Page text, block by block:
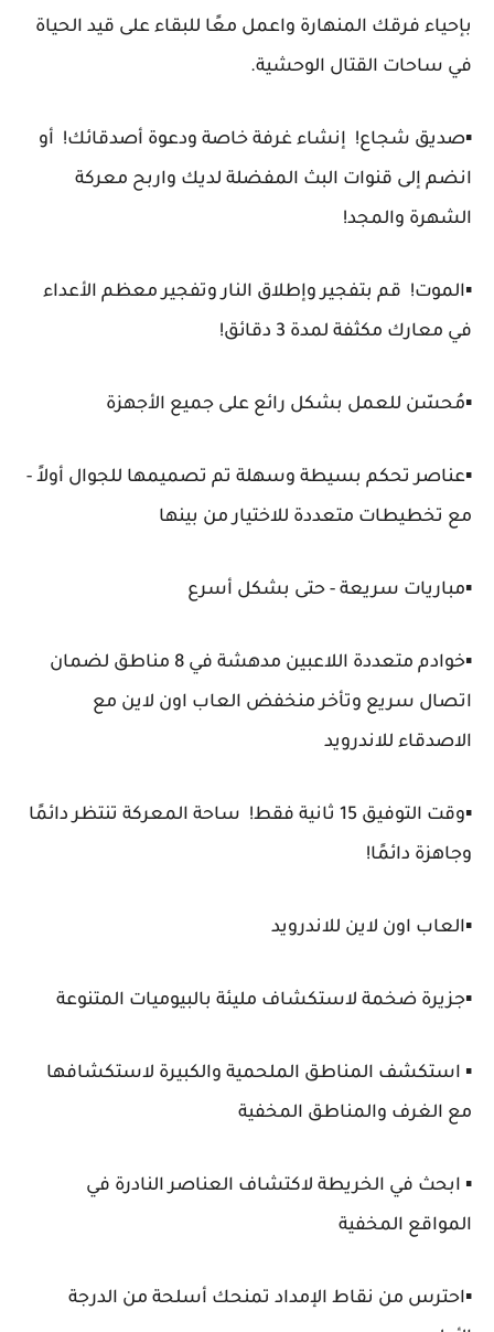
بإحياء فرقك المنهارة واعمل معًا للبقاء على قيد الحياة
في ساحات القتال الوحشية.
▪️صديق شجاع! إنشاء غرفة خاصة ودعوة أصدقائك! أو
انضم إلى قنوات البث المفضلة لديك واربح معركة
الشهرة والمجد!
▪️الموت! قم بتفجير وإطلاق النار وتفجير معظم الأعداء
في معارك مكثفة لمدة 3 دقائق!
▪️مُحسّن للعمل بشكل رائع على جميع الأجهزة
▪️عناصر تحكم بسيطة وسهلة تم تصميمها للجوال أولاً -
مع تخطيطات متعددة للاختيار من بينها
▪️مباريات سريعة - حتى بشكل أسرع
▪️خوادم متعددة اللاعبين مدهشة في 8 مناطق لضمان
اتصال سريع وتأخر منخفض العاب اون لاين مع
الاصدقاء للاندرويد
▪️وقت التوفيق 15 ثانية فقط! ساحة المعركة تنتظر دائمًا
وجاهزة دائمًا!
▪️العاب اون لاين للاندرويد
▪️جزيرة ضخمة لاستكشاف مليئة بالبيوميات المتنوعة
▪️ استكشف المناطق الملحمية والكبيرة لاستكشافها
مع الغرف والمناطق المخفية
▪️ ابحث في الخريطة لاكتشاف العناصر النادرة في
المواقع المخفية
▪️احترس من نقاط الإمداد تمنحك أسلحة من الدرجة